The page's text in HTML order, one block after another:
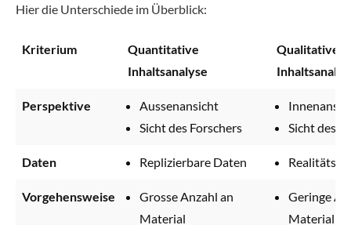
Hier die Unterschiede im Überblick:
Kriterium
Quantitative
Inhaltsanalyse
Qualitative
Perspektive
Aussenansicht
Sicht des Forschers
Sicht des
Daten Replizierbare Daten
Vorgehensweise
Grosse Anzahl an
Material
Geringe
Material